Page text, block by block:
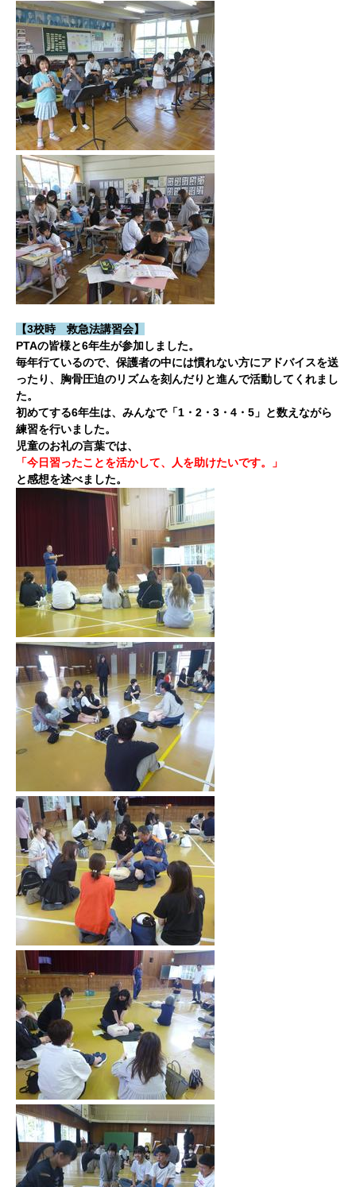
【3校時 救急法講習会】
PTAの皆様と6年生が参加しました。
毎年行ているので、保護者の中には慣れない方にアドバイスを送
ったり、胸骨圧迫のリズムを刻んだりと進んで活動してくれまし
た。
初めてする6年生は、みんなで「1・2・3・4・5」と数えながら
練習を行いました。
児童のお礼の言葉では、
「今日習ったことを活かして、人を助けたいです。」
と感想を述べました。